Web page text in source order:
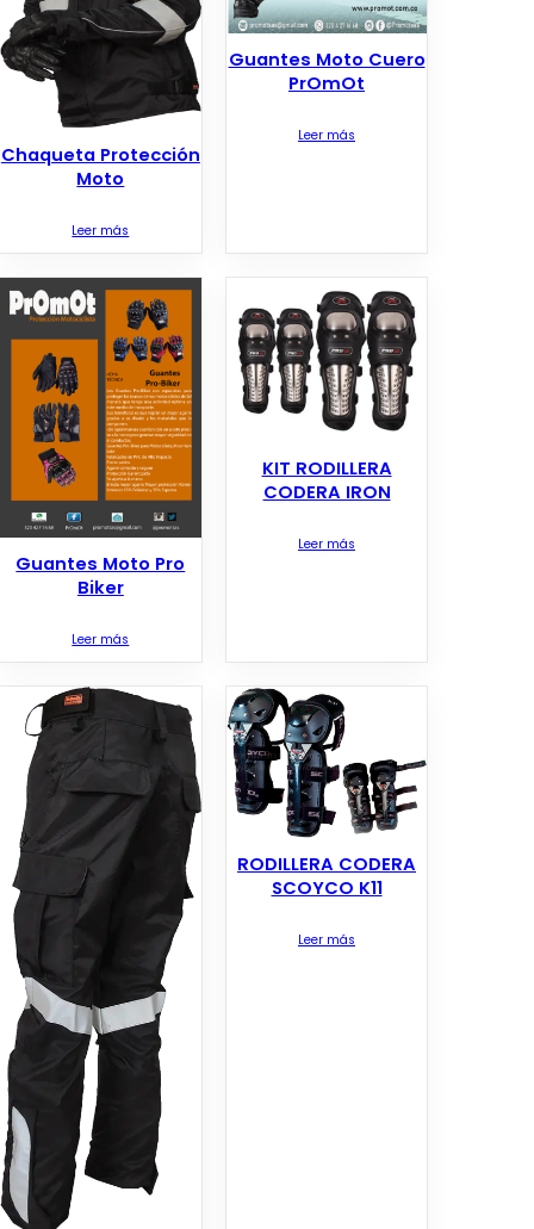
Chaqueta Protección
Moto
Leer más
Guantes Moto Cuero
PrOmOt
Leer más
Guantes Moto Pro
Biker
Leer más
KIT RODILLERA
CODERA IRON
Leer más
RODILLERA CODERA
SCOYCO K11
Leer más